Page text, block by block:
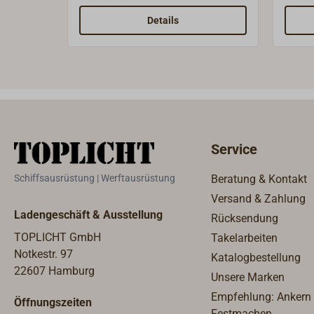
unten stehenden Tabelle finden
Sie den passenden Ring für Ihre
Details
Um
Schiffsausrüstung | Werftausrüstung
Ladengeschäft & Ausstellung
TOPLICHT GmbH
Notkestr. 97
22607 Hamburg
Öffnungszeiten
Service
Beratung & Kontakt
Versand & Zahlung
Rücksendung
Takelarbeiten
Katalogbestellung
Unsere Marken
Empfehlung: Ankern